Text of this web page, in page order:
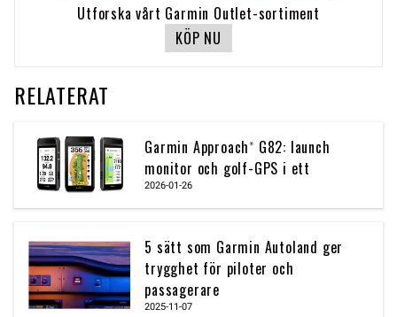
Utforska vårt Garmin Outlet-sortiment
KÖP NU
RELATERAT
Garmin Approach® G82: launch
monitor och golf-GPS i ett
2026-01-26
5 sätt som Garmin Autoland ger
trygghet för piloter och
passagerare
2025-11-07